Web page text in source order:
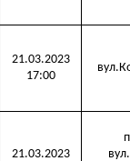
21.03.2023
17:00
21.03.2023